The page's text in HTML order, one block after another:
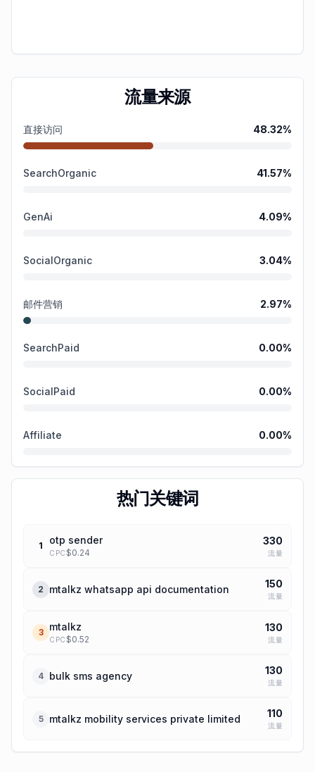
流量来源
直接访问 48.32%
SearchOrganic 41.57%
GenAi 4.09%
SocialOrganic 3.04%
邮件营销 2.97%
SearchPaid 0.00%
SocialPaid 0.00%
Affiliate 0.00%
热门关键词
1 otp sender
CPC $0.24
330
流量
2 mtalkz whatsapp api documentation 150
流量
3 mtalkz
CPC $0.52
130
流量
4 bulk sms agency 130
流量
5 mtalkz mobility services private limited 110
流量